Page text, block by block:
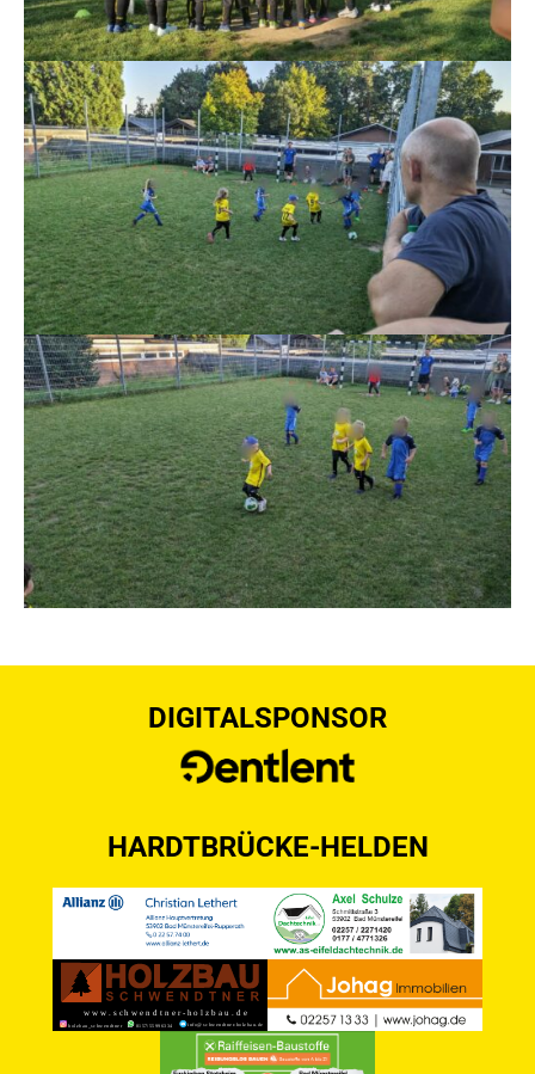
DIGITALSPONSOR
HARDTBRÜCKE-HELDEN